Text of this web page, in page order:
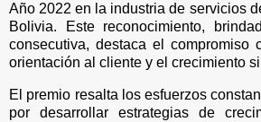
Año 2022 en la industria de servicios
Bolivia. Este reconocimiento,
consecutiva, destaca el compromiso
orientación al cliente y el crecimiento
El premio resalta los esfuerzos
por desarrollar estrategias de